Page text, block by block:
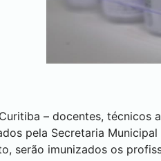
Curitiba – docentes, técnicos
pela Secretaria Municipal
serão imunizados os